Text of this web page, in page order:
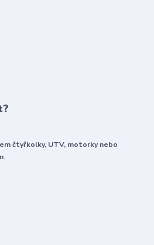
čtyřkolky, UTV, motorky nebo